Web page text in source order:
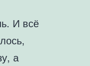
И всё
а